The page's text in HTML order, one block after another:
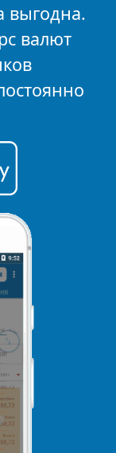
выгодна.
валют